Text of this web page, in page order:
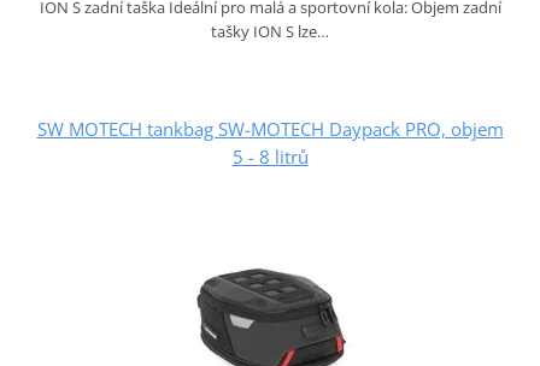
ION S zadní taška Ideální pro malá a sportovní kola: Objem zadní
tašky ION S lze…
SW MOTECH tankbag SW-MOTECH Daypack PRO, objem
5 - 8 litrů